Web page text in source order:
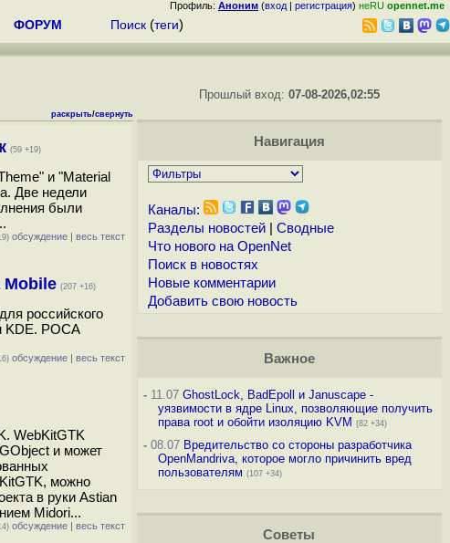
Профиль: Аноним (вход | регистрация) неRU opennet.me
ФОРУМ Поиск (теги)
раскрыть/свернуть
(59 +19)
и "Material
Две недели
были
обсуждение | весь текст
(207 +16)
российского
KDE. РОСА
обсуждение | весь текст
WebKitGTK
и может
можно
в руки Astian
Midori...
обсуждение | весь текст
Прошлый вход:07-08-2026,02:55
Навигация
Каналы:
Разделы новостей| Сводные
Что нового на OpenNet
Поиск в новостях
Новые комментарии
Добавить свою новость
Важное
-11.07 GhostLock, BadEpoll и Januscape -
уязвимости в ядре Linux, позволяющие получить
права root и обойти изоляцию KVM (82 +34)
-08.07 Вредительство со стороны разработчика
OpenMandriva, которое могло причинить вред
пользователям (107 +34)
Советы